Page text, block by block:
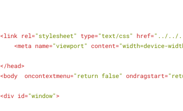
<link rel="stylesheet" type="text/css" href="../../../
<meta name="viewport" content="width=device-
</head>
<body oncontextmenu="return false" ondragstart=
<div id="window">